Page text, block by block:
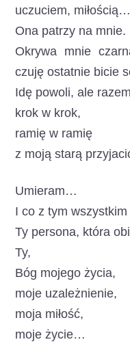
uczuciem, miłością…
Ona patrzy na mnie.
Okrywa mnie
czuję ostatnie bicie
Idę powoli, ale
krok w krok,
ramię w ramię
z moją starą
Umieram…
I co z tym
Ty persona, która
Ty,
Bóg mojego życia,
moje uzależnienie,
moja miłość,
moje życie…